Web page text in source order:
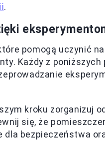
.
pomogą uczynić
Każdy z
kroku zorganizuj
się, że
dla bezpieczeństwa